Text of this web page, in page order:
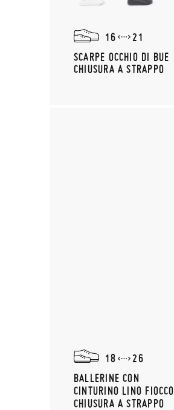
16
21
SCARPE OCCHIO DI BUE
CHIUSURA A STRAPPO
18
26
BALLERINE CON
CINTURINO LINO FIOCCO
CHIUSURA A STRAPPO